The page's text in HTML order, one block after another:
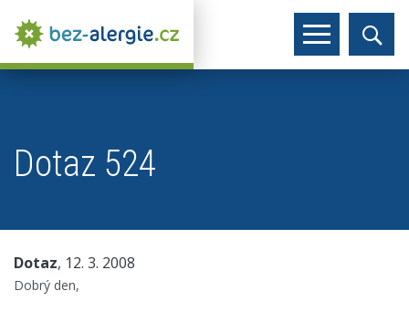
Dotaz 524
Dotaz, 12. 3. 2008
Dobrý den,